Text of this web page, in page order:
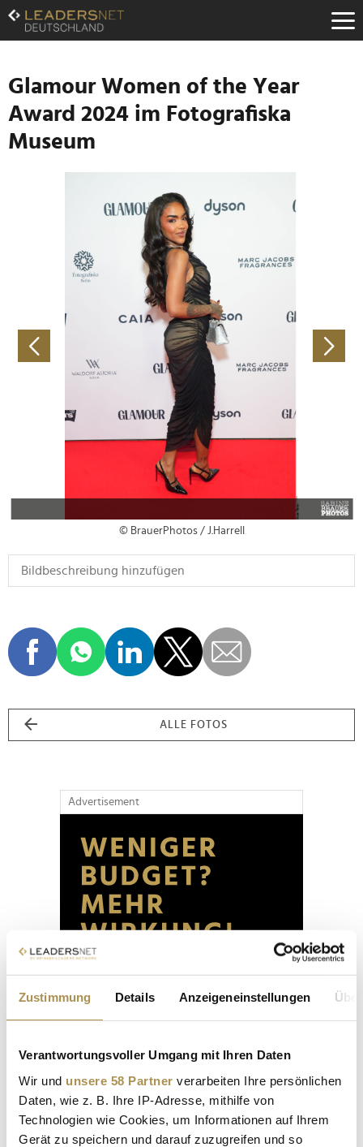
Zustimmung Details Anzeigeneinstellungen
Verantwortungsvoller Umgang mit Ihren Daten
Wir und unsere 58 Partner verarbeiten Ihre persönlichen
Daten, wie z. B. Ihre IP-Adresse, mithilfe von
Technologien wie Cookies, um Informationen auf Ihrem
Gerät zu speichern und darauf zuzugreifen und so
Zum
Inhalt
Zur
Navigation
Zur
Hauptnavigation
Glamour Women of the Year
Award 2024 im Fotografiska
Museum
© BrauerPhotos / J.Harrell
ALLE FOTOS
Advertisement